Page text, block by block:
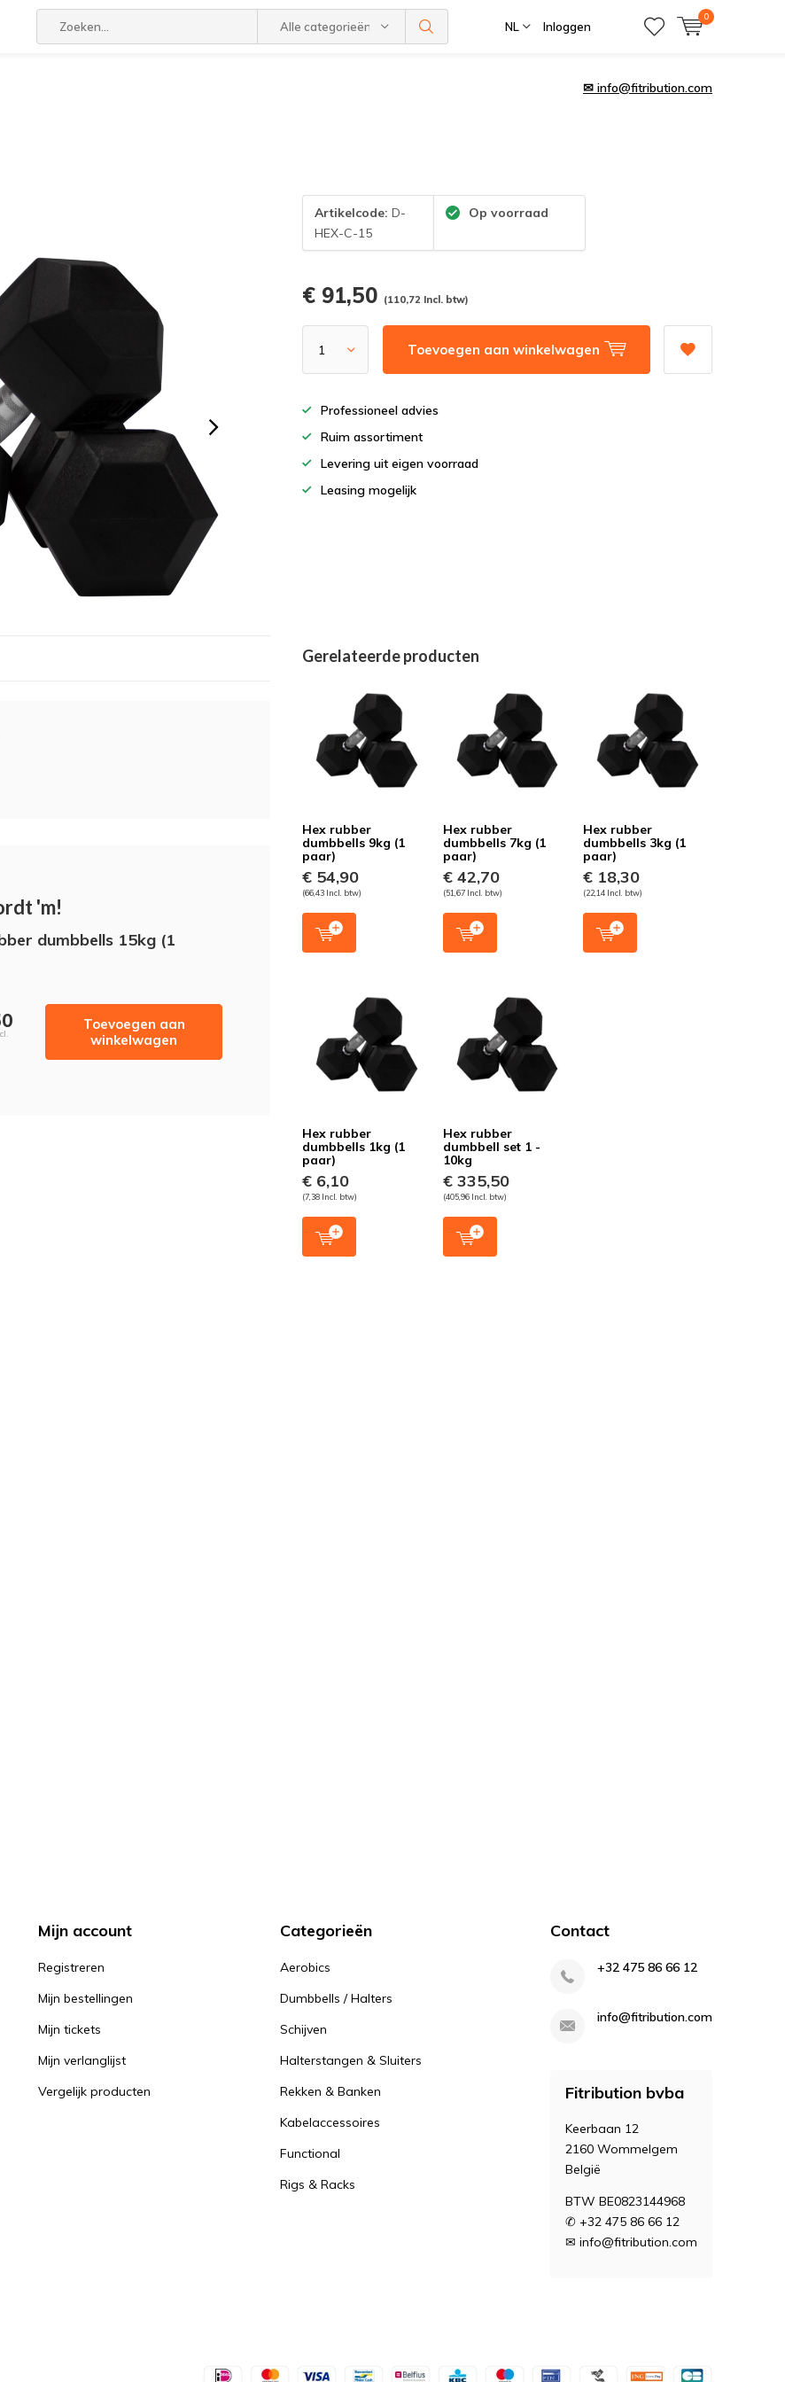
Alle categorieën NL Inloggen
0
✉ info@fitribution.com
Artikelcode: D-
HEX-C-15
Op voorraad
€ 91,50 (110,72 Incl. btw)
Toevoegen aan winkelwagen
Professioneel advies
Ruim assortiment
Levering uit eigen voorraad
Leasing mogelijk
'm!
dumbbells 15kg (1
Toevoegen aan
winkelwagen
Gerelateerde producten
Hex rubber
dumbbells 9kg (1
paar)
€ 54,90
(66,43 Incl. btw)
Hex rubber
dumbbells 7kg (1
paar)
€ 42,70
(51,67 Incl. btw)
Hex rubber
dumbbells 3kg (1
paar)
€ 18,30
(22,14 Incl. btw)
Hex rubber
dumbbells 1kg (1
paar)
€ 6,10
(7,38 Incl. btw)
Hex rubber
dumbbell set 1 -
10kg
€ 335,50
(405,96 Incl. btw)
Mijn account
Registreren
Mijn bestellingen
Mijn tickets
Mijn verlanglijst
Vergelijk producten
Categorieën
Aerobics
Dumbbells / Halters
Schijven
Halterstangen & Sluiters
Rekken & Banken
Kabelaccessoires
Functional
Rigs & Racks
Contact
+32 475 86 66 12
info@fitribution.com
Fitribution bvba
Keerbaan 12
2160 Wommelgem
België
BTW BE0823144968
✆ +32 475 86 66 12
✉ info@fitribution.com